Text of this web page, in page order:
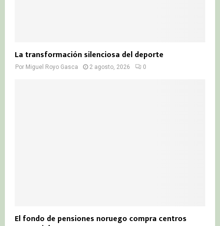
La transformación silenciosa del deporte
Por Miguel Royo Gasca 2 agosto, 2026 0
El fondo de pensiones noruego compra centros